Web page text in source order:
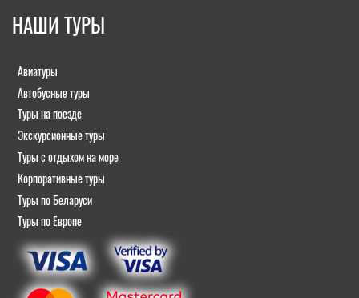
НАШИ ТУРЫ
Авиатуры
Автобусные туры
Туры на поезде
Экскурсионные туры
Туры с отдыхом на море
Корпоративные туры
Туры по Беларуси
Туры по Европе